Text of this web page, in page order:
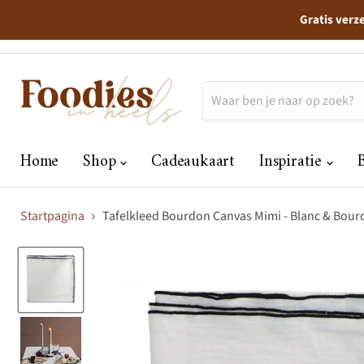
Gratis
Home Shop Cadeaukaart Inspiratie
Startpagina Tafelkleed Bourdon Canvas Mimi - Blanc &